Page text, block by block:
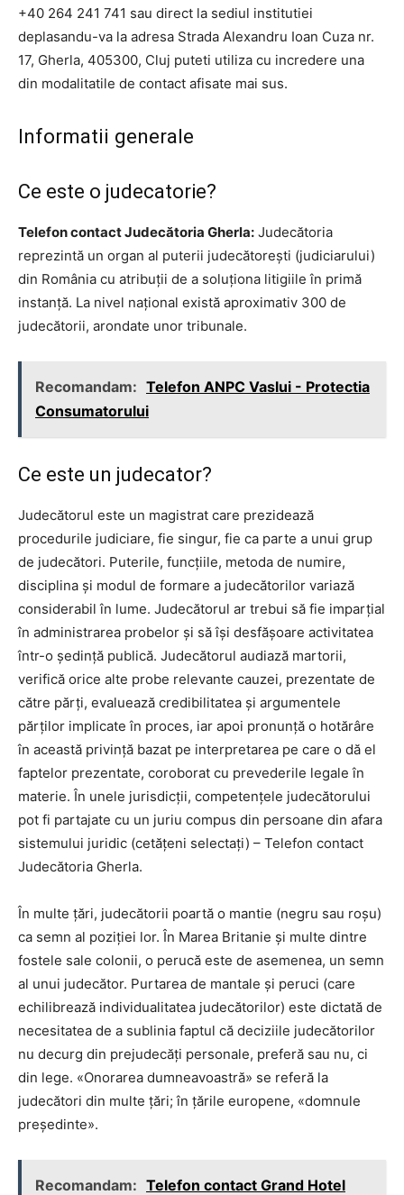
+40 264 241 741 sau direct la sediul institutiei
deplasandu-va la adresa Strada Alexandru Ioan Cuza nr.
17, Gherla, 405300, Cluj puteti utiliza cu incredere una
din modalitatile de contact afisate mai sus.
Informatii generale
Ce este o judecatorie?
Telefon contact Judecătoria Gherla: Judecătoria
reprezintă un organ al puterii judecătorești (judiciarului)
din România cu atribuții de a soluționa litigiile în primă
instanță. La nivel național există aproximativ 300 de
judecătorii, arondate unor tribunale.
Recomandam: Telefon ANPC Vaslui - Protectia
Consumatorului
Ce este un judecator?
Judecătorul este un magistrat care prezidează
procedurile judiciare, fie singur, fie ca parte a unui grup
de judecători. Puterile, funcțiile, metoda de numire,
disciplina și modul de formare a judecătorilor variază
considerabil în lume. Judecătorul ar trebui să fie imparțial
în administrarea probelor și să își desfășoare activitatea
într-o ședință publică. Judecătorul audiază martorii,
verifică orice alte probe relevante cauzei, prezentate de
către părți, evaluează credibilitatea și argumentele
părților implicate în proces, iar apoi pronunță o hotărâre
în această privință bazat pe interpretarea pe care o dă el
faptelor prezentate, coroborat cu prevederile legale în
materie. În unele jurisdicții, competențele judecătorului
pot fi partajate cu un juriu compus din persoane din afara
sistemului juridic (cetățeni selectați) – Telefon contact
Judecătoria Gherla.
În multe țări, judecătorii poartă o mantie (negru sau roșu)
ca semn al poziției lor. În Marea Britanie și multe dintre
fostele sale colonii, o perucă este de asemenea, un semn
al unui judecător. Purtarea de mantale și peruci (care
echilibrează individualitatea judecătorilor) este dictată de
necesitatea de a sublinia faptul că deciziile judecătorilor
nu decurg din prejudecăți personale, preferă sau nu, ci
din lege. «Onorarea dumneavoastră» se referă la
judecători din multe țări; în țările europene, «domnule
președinte».
Recomandam: Telefon contact Grand Hotel